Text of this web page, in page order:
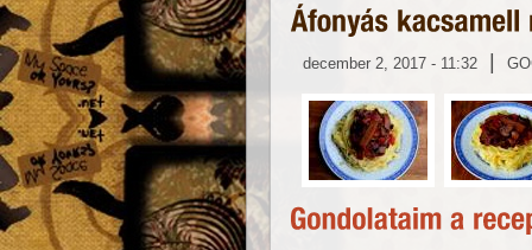
december 2, 2017 - 11:32 |